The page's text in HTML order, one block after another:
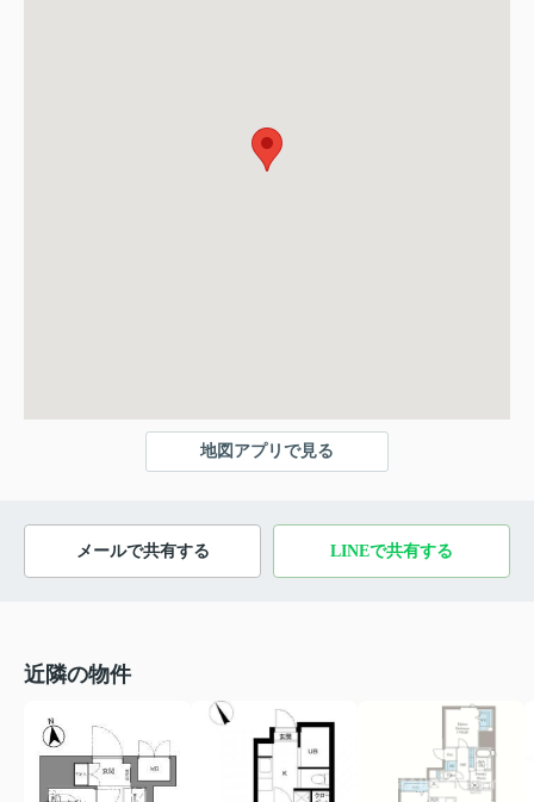
地図アプリで見る
メールで共有する LINEで共有する
近隣の物件